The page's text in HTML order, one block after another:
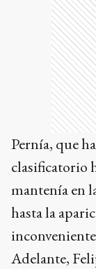
Pernía, que
clasificatorio
mantenía en
hasta la
Adelante,